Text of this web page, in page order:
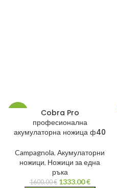
НОВО
Cobra Pro
професионална
акумулаторна ножица ф40
Campagnola, Акумулаторни
ножици, Ножици за една
ръка
1600.00€ 1333.00€